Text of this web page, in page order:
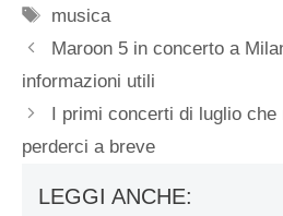
Tag
musica
Maroon 5 in concerto a
informazioni utili
I primi concerti di luglio che
perderci a breve
LEGGI ANCHE: